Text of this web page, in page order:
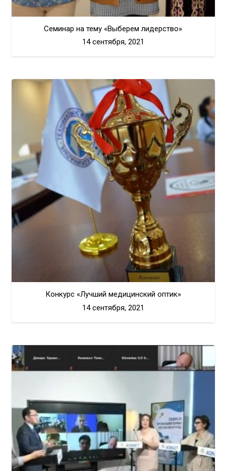
Семинар на тему «Выберем лидерство»
14 сентября, 2021
Конкурс «Лучший медицинский оптик»
14 сентября, 2021